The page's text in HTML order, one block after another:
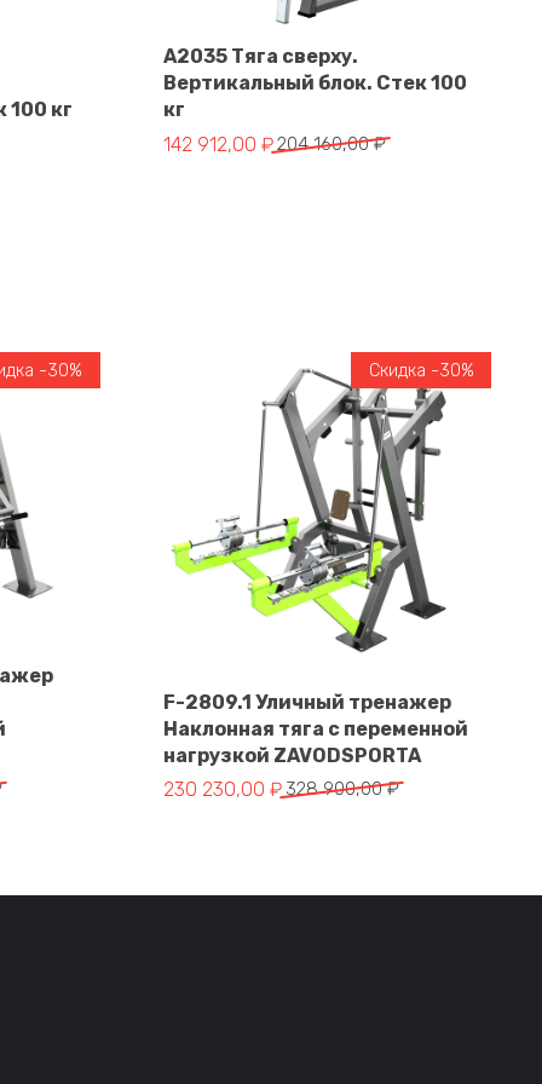
100 кг
179 010,00 ₽.
A2035 Тяга сверху.
Вертикальный блок. Стек 100
кг
204 160,00₽
Первоначальная цена составляла 204
142 912,00 ₽
Текущая цена: 142 912,00 ₽.
-30%
364 550,00 ₽.
В корзину
Скидка -30%
F-2809.1 Уличный тренажер
Наклонная тяга с переменной
нагрузкой ZAVODSPORTA
328 900,00₽
Первоначальная цена составляла 328
230 230,00 ₽
Текущая цена: 230 230,00 ₽.